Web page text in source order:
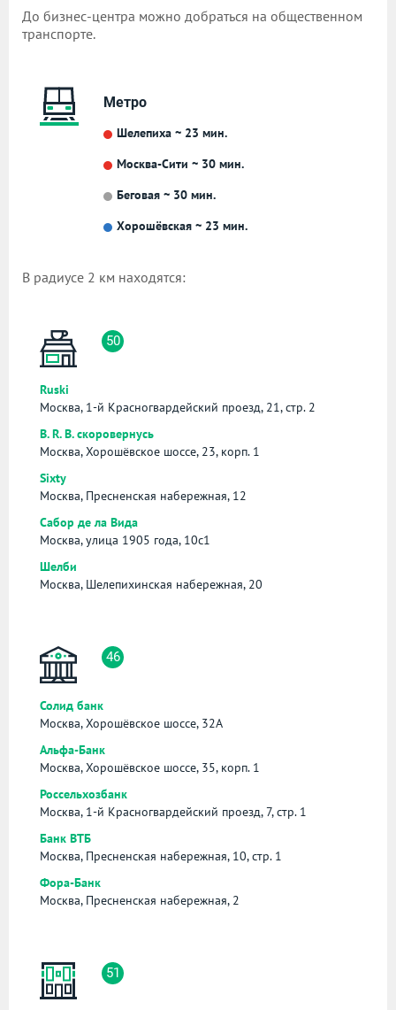
До бизнес-центра можно добраться на общественном
транспорте.
Метро
Шелепиха ~ 23 мин.
Москва-Сити ~ 30 мин.
Беговая ~ 30 мин.
Хорошёвская ~ 23 мин.
В радиусе 2 км находятся:
50
Ruski
Москва, 1-й Красногвардейский проезд, 21, стр. 2
B. R. B. скоровернусь
Москва, Хорошёвское шоссе, 23, корп. 1
Sixty
Москва, Пресненская набережная, 12
Сабор де ла Вида
Москва, улица 1905 года, 10с1
Шелби
Москва, Шелепихинская набережная, 20
46
Солид банк
Москва, Хорошёвское шоссе, 32А
Альфа-Банк
Москва, Хорошёвское шоссе, 35, корп. 1
Россельхозбанк
Москва, 1-й Красногвардейский проезд, 7, стр. 1
Банк ВТБ
Москва, Пресненская набережная, 10, стр. 1
Фора-Банк
Москва, Пресненская набережная, 2
51